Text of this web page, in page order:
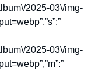
2025-03\/img-
2025-03\/img-